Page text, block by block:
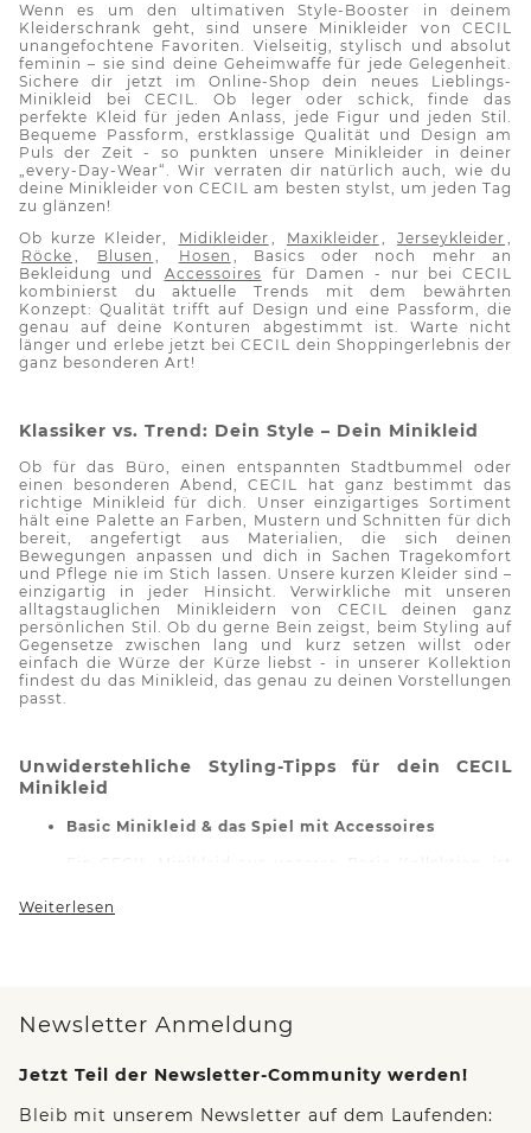
Wenn es um den ultimativen Style-Booster in deinem
Kleiderschrank geht, sind unsere Minikleider von CECIL
unangefochtene Favoriten. Vielseitig, stylisch und absolut
feminin – sie sind deine Geheimwaffe für jede Gelegenheit.
Sichere dir jetzt im Online-Shop dein neues Lieblings-
Minikleid bei CECIL. Ob leger oder schick, finde das
perfekte Kleid für jeden Anlass, jede Figur und jeden Stil.
Bequeme Passform, erstklassige Qualität und Design am
Puls der Zeit - so punkten unsere Minikleider in deiner
„every-Day-Wear“. Wir verraten dir natürlich auch, wie du
deine Minikleider von CECIL am besten stylst, um jeden Tag
zu glänzen!
Ob
kurze Kleider, Midikleider , Maxikleider , Jerseykleider ,
Röcke , Blusen , Hosen , Basics oder noch mehr an
Bekleidung und
Accessoires
für Damen - nur bei CECIL
kombinierst du aktuelle Trends mit dem bewährten
Konzept: Qualität trifft auf Design und eine Passform, die
genau auf deine Konturen abgestimmt ist. Warte nicht
länger und erlebe jetzt bei CECIL dein Shoppingerlebnis der
ganz besonderen Art!
Klassiker vs. Trend: Dein Style – Dein Minikleid
Ob für das Büro, einen entspannten Stadtbummel oder
einen besonderen Abend, CECIL hat ganz bestimmt das
richtige Minikleid für dich. Unser einzigartiges Sortiment
hält eine Palette an Farben, Mustern und Schnitten für dich
bereit, angefertigt aus Materialien, die sich deinen
Bewegungen anpassen und dich in Sachen Tragekomfort
und Pflege nie im Stich lassen. Unsere kurzen Kleider sind –
einzigartig in jeder Hinsicht. Verwirkliche mit unseren
alltagstauglichen Minikleidern von CECIL deinen ganz
persönlichen Stil. Ob du gerne Bein zeigst, beim Styling auf
Gegensetze zwischen lang und kurz setzen willst oder
einfach die Würze der Kürze liebst - in unserer Kollektion
findest du das Minikleid, das genau zu deinen Vorstellungen
passt.
Unwiderstehliche Styling-Tipps für dein CECIL
Minikleid
Basic Minikleid & das Spiel mit Accessoires
Accessoires
verleihe deinem Outfit mit Statement-Schmuck
: Wahl der Schuhe
Schuhe können den Charakter deines Minikleides
Kombiniere dein CECIL Kleid mit Sneakers für einen
Weiterlesen
Newsletter Anmeldung
Jetzt Teil der Newsletter-Community werden!
Bleib mit unserem Newsletter auf dem Laufenden: